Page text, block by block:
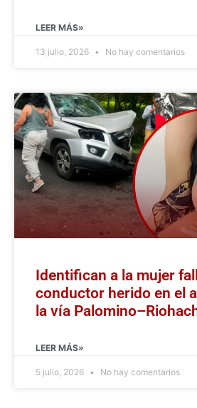
LEER MÁS»
13 julio, 2026 No hay comentarios
Identifican a la mujer
conductor herido en el
la vía
LEER MÁS»
5 julio, 2026 No hay comentarios